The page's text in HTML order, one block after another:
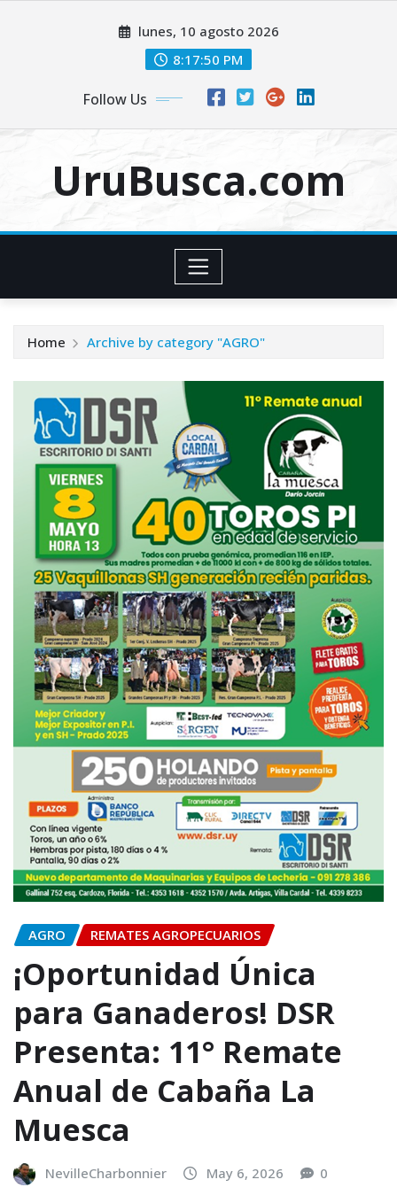
lunes, 10 agosto 2026
8:17:51 PM
Follow Us
UruBusca.com
Home Archive by category "AGRO"
AGRO REMATES AGROPECUARIOS
¡Oportunidad Única
para Ganaderos! DSR
Presenta: 11° Remate
Anual de Cabaña La
Muesca
NevilleCharbonnier May 6, 2026 0